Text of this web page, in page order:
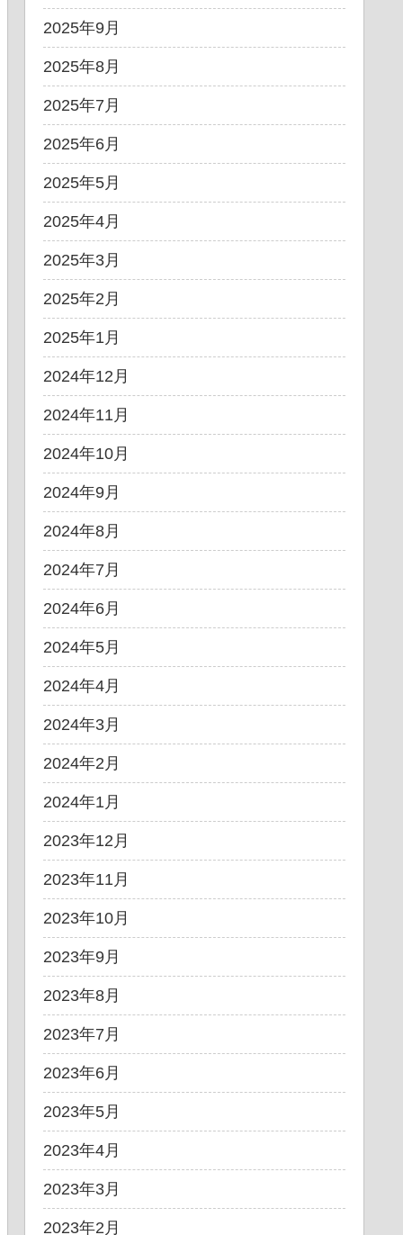
2025年9月
2025年8月
2025年7月
2025年6月
2025年5月
2025年4月
2025年3月
2025年2月
2025年1月
2024年12月
2024年11月
2024年10月
2024年9月
2024年8月
2024年7月
2024年6月
2024年5月
2024年4月
2024年3月
2024年2月
2024年1月
2023年12月
2023年11月
2023年10月
2023年9月
2023年8月
2023年7月
2023年6月
2023年5月
2023年4月
2023年3月
2023年2月